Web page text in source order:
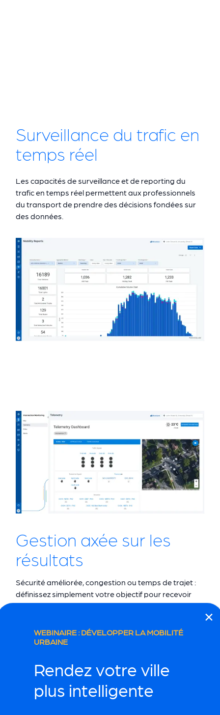
Surveillance du trafic en
temps réel
Les capacités de surveillance et de reporting du
trafic en temps réel permettent aux professionnels
du transport de prendre des décisions fondées sur
des données.
Gestion axée sur les
résultats
Sécurité améliorée, congestion ou temps de trajet :
définissez simplement votre objectif pour recevoir
des recommandations basées sur les meilleures
WEBINAIRE : DÉVELOPPER LA MOBILITÉ
URBAINE
Rendez votre ville
plus intelligente